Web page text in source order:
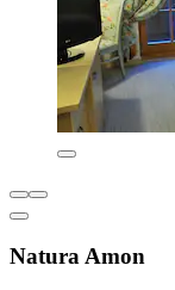
Natura Amon